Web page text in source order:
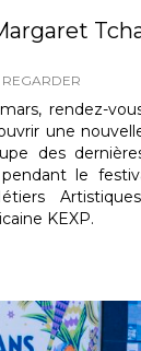
REGARDER
rendez-
une
des
le
KEXP.